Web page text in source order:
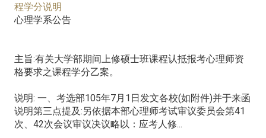
程学分说明
心理学系公告
主旨:有关大学部期间上修硕士班课程认抵报考心理师资
格要求之课程学分乙案。
说明: 一、考选部105年7月1日发文各校(如附件)并于来函
说明第三点提及:另依据本部心理师考试审议委员会第41
次、42次会议审议决议略以：应考人修...